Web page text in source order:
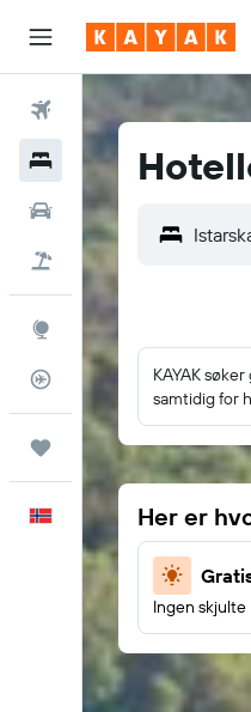
Hoteller
Leiebiler
Pakkereiser
Utforsk
Flysporer
Reiser
Norsk
KAYAK
samtidig for
Her er
Ingen